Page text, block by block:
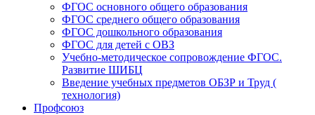
ФГОС основного общего образования
ФГОС среднего общего образования
ФГОС дошкольного образования
ФГОС для детей с ОВЗ
Учебно-методическое сопровождение ФГОС.
Развитие ШИБЦ
Введение учебных предметов ОБЗР и Труд (
технология)
Профсоюз